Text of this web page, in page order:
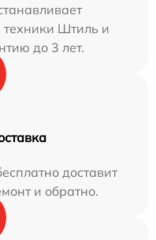
техники Штиль и
до 3 лет.
доставит
и обратно.